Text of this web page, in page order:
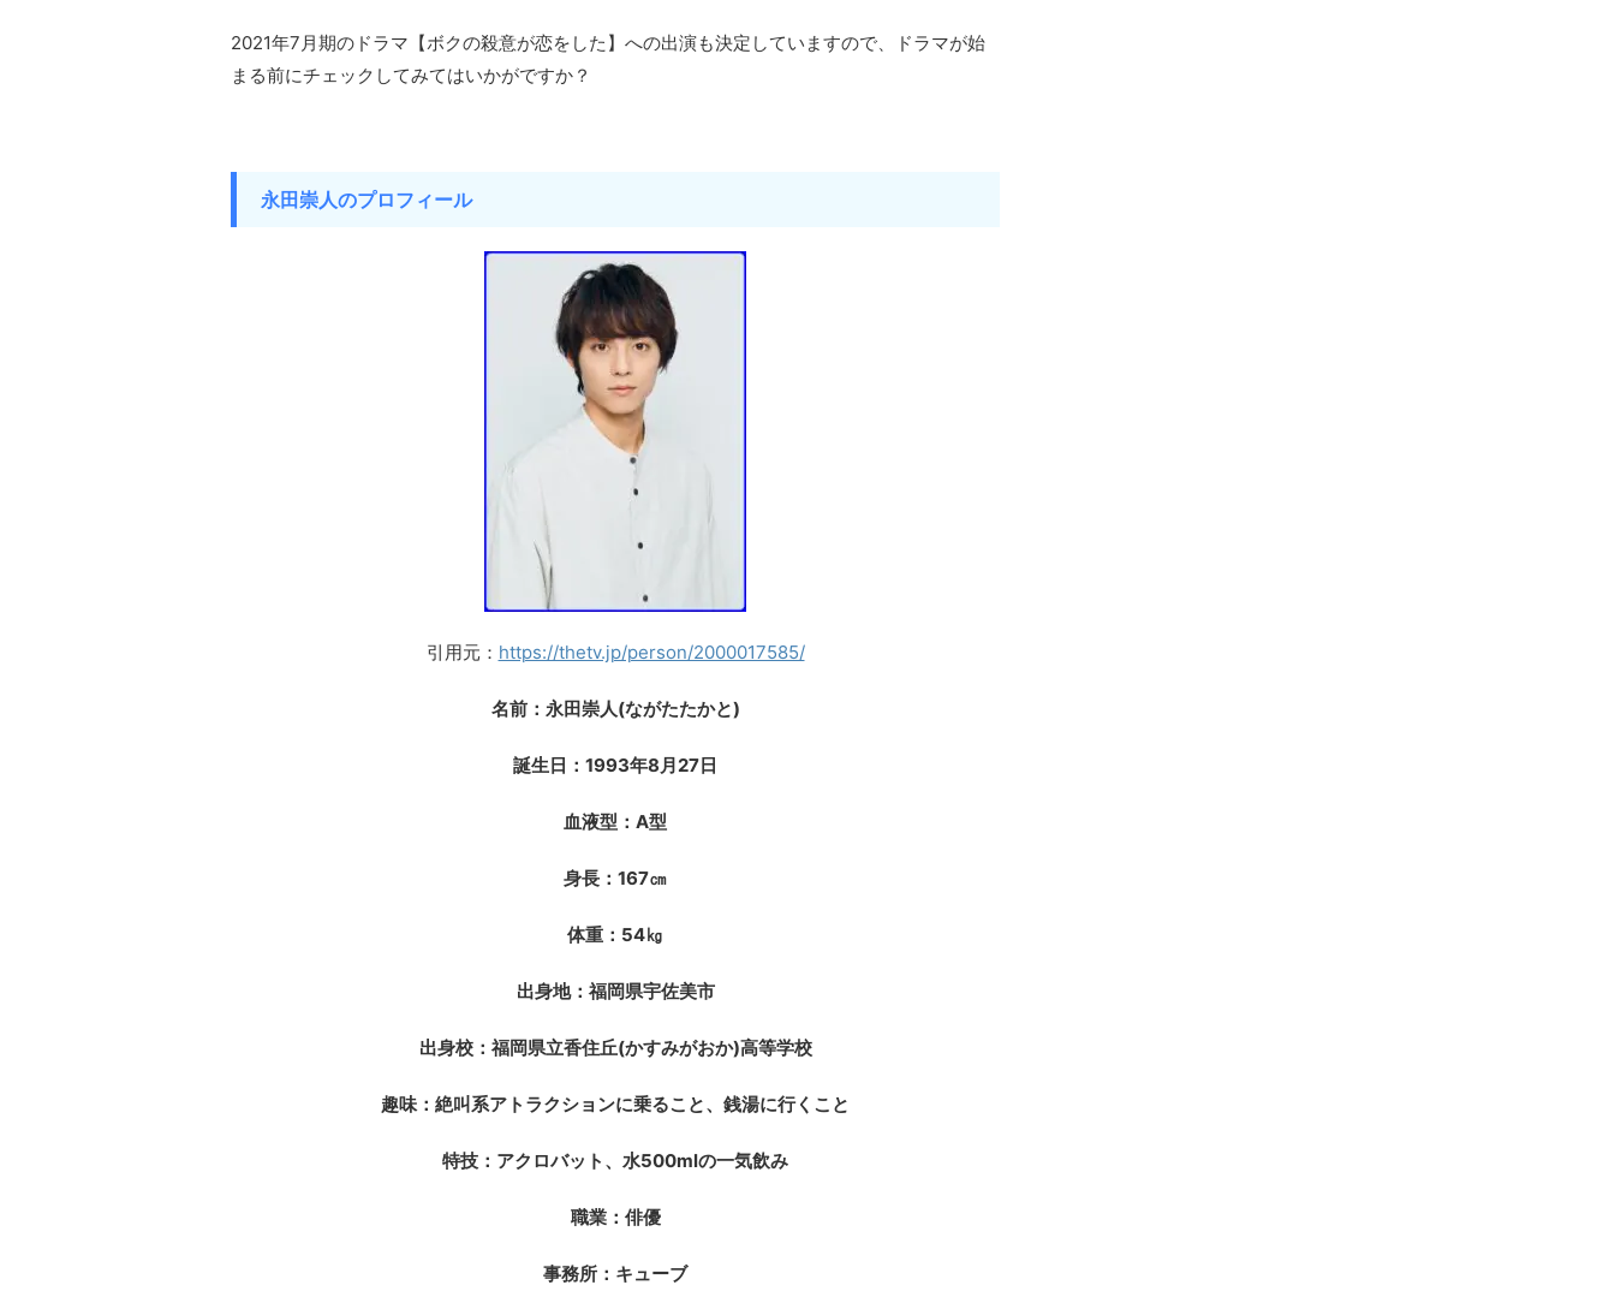
2021年7月期のドラマ【ボクの殺意が恋をした】への出演も決定していますので、ドラマが始
まる前にチェックしてみてはいかがですか？
永田崇人のプロフィール
引用元： https://thetv.jp/person/2000017585/
名前：永田崇人(ながたたかと)
誕生日：1993年8月27日
血液型：A型
身長：167㎝
体重：54㎏
出身地：福岡県宇佐美市
出身校：福岡県立香住丘(かすみがおか)高等学校
趣味：絶叫系アトラクションに乗ること、銭湯に行くこと
特技：アクロバット、水500mlの一気飲み
職業：俳優
事務所：キューブ